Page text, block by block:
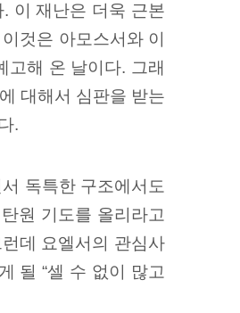
이 재난은 더욱 근본
것은 아모스서와 이
해 온 날이다. 그래
대해서 심판을 받는
.
독특한 구조에서도
원 기도를 올리라고
데 요엘서의 관심사
될 “셀 수 없이 많고